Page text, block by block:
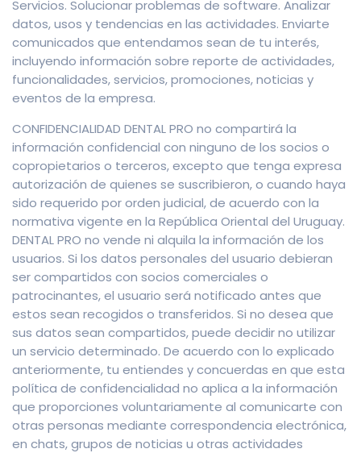
Servicios. Solucionar problemas de software. Analizar
datos, usos y tendencias en las actividades. Enviarte
comunicados que entendamos sean de tu interés,
incluyendo información sobre reporte de actividades,
funcionalidades, servicios, promociones, noticias y
eventos de la empresa.
CONFIDENCIALIDAD DENTAL PRO no compartirá la
información confidencial con ninguno de los socios o
copropietarios o terceros, excepto que tenga expresa
autorización de quienes se suscribieron, o cuando haya
sido requerido por orden judicial, de acuerdo con la
normativa vigente en la República Oriental del Uruguay.
DENTAL PRO no vende ni alquila la información de los
usuarios. Si los datos personales del usuario debieran
ser compartidos con socios comerciales o
patrocinantes, el usuario será notificado antes que
estos sean recogidos o transferidos. Si no desea que
sus datos sean compartidos, puede decidir no utilizar
un servicio determinado. De acuerdo con lo explicado
anteriormente, tu entiendes y concuerdas en que esta
política de confidencialidad no aplica a la información
que proporciones voluntariamente al comunicarte con
otras personas mediante correspondencia electrónica,
en chats, grupos de noticias u otras actividades